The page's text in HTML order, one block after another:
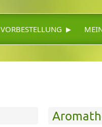
VORBESTELLUNG ▸